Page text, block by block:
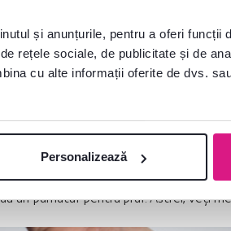
și anunțurile, pentru a oferi funcții
rețele sociale, de publicitate și de
cu alte informații oferite de dvs.
Personalizează
suprafața mobilierului. Dacă nu
urme, care ulterior pot fi greu de
un pămătuf pentru praf. Astfel, veți